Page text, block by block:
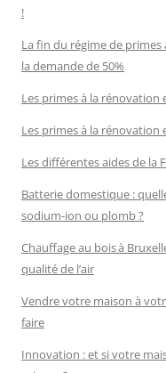
!
La fin du régime de
la demande de 50%
Les primes à la rénovation
Les primes à la rénovation
Les différentes aides de la
Batterie domestique :
sodium-ion ou plomb ?
Chauffage au bois à
qualité de l’air
Vendre votre maison à
faire
Innovation : et si votre